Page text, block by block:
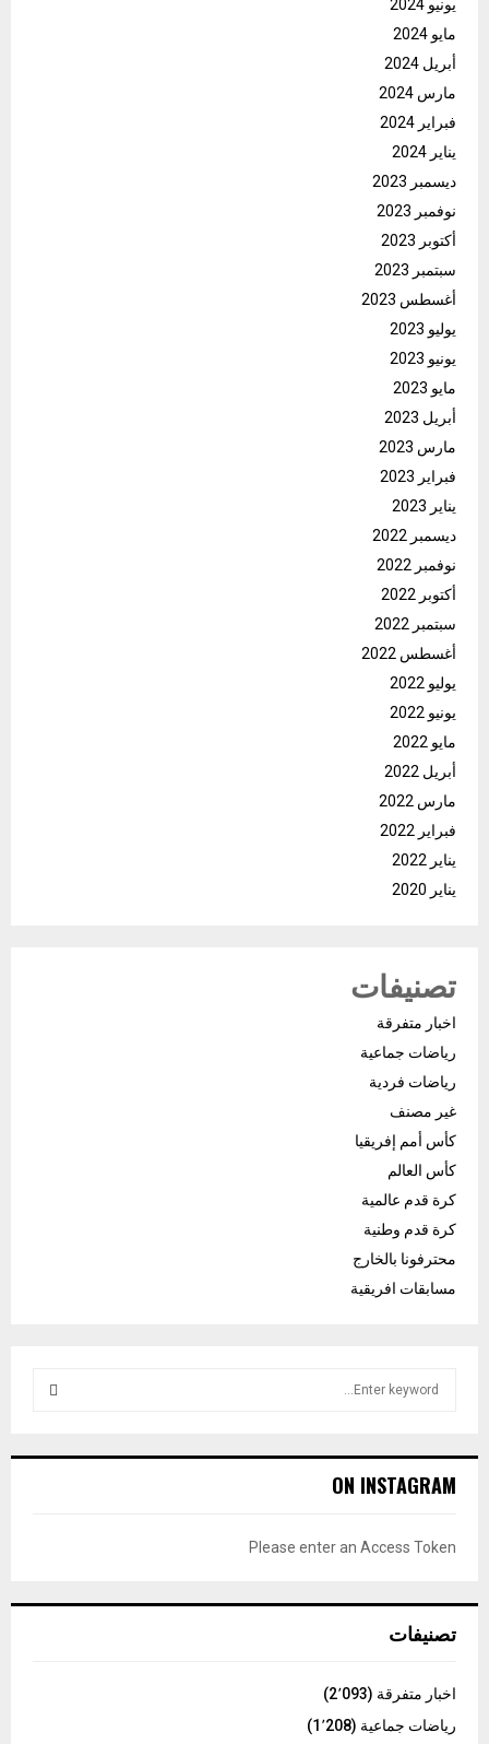
يونيو 2024
مايو 2024
أبريل 2024
مارس 2024
فبراير 2024
يناير 2024
ديسمبر 2023
نوفمبر 2023
أكتوبر 2023
سبتمبر 2023
أغسطس 2023
يوليو 2023
يونيو 2023
مايو 2023
أبريل 2023
مارس 2023
فبراير 2023
يناير 2023
ديسمبر 2022
نوفمبر 2022
أكتوبر 2022
سبتمبر 2022
أغسطس 2022
يوليو 2022
يونيو 2022
مايو 2022
أبريل 2022
مارس 2022
فبراير 2022
يناير 2022
يناير 2020
تصنيفات
اخبار متفرقة
رياضات جماعية
رياضات فردية
غير مصنف
كأس أمم إفريقيا
كأس العالم
كرة قدم عالمية
كرة قدم وطنية
محترفونا بالخارج
مسابقات افريقية
h
o
C
ON INSTAGRAM
Please enter an Access Token
تصنيفات
اخبار متفرقة (2٬093)
رياضات جماعية (1٬208)